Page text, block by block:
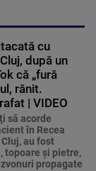
cu
după un
că „fură
rănit.
| VIDEO
să acorde
în Recea
au fost
topoare şi pietre,
propagate